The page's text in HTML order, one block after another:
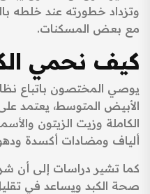
وتزداد خطورته عند خلطه
مع بعض المسكنات.
كيف نحمي
يوصي المختصون باتباع
الأبيض المتوسط، يعتمد
الكاملة وزيت الزيتون
ألياف ومضادات أكسدة
كما تشير دراسات إلى أن
صحة الكبد ويساعد في تقليل